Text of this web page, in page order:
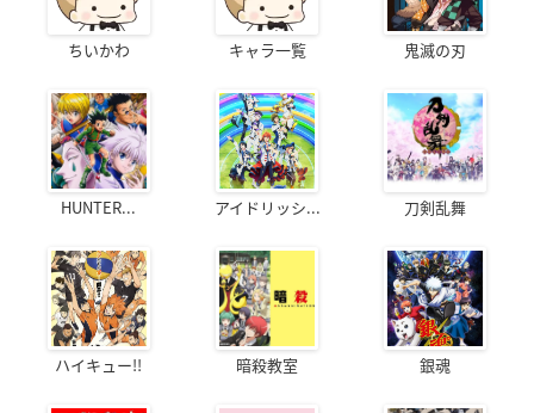
ちいかわ キャラ一覧 鬼滅の刃
HUNTER... アイドリッシ... 刀剣乱舞
ハイキュー!! 暗殺教室 銀魂